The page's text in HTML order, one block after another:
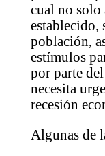
cual no solo
establecido,
población,
estímulos
por parte
necesita
recesión
Algunas de